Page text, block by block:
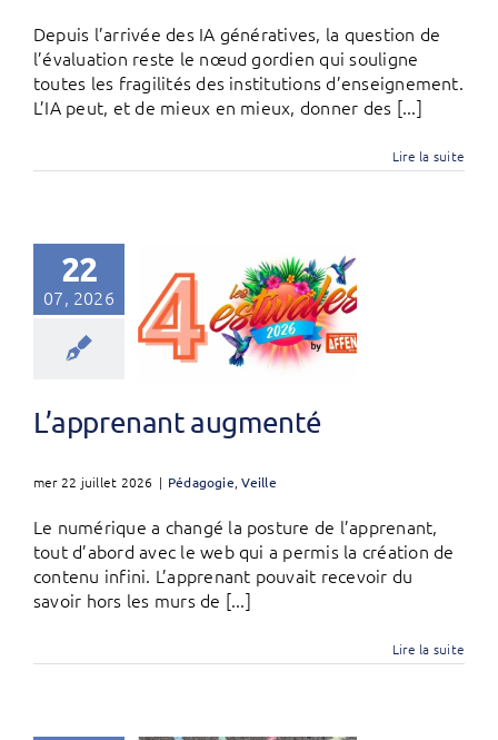
Depuis l’arrivée des IA génératives, la question de
l’évaluation reste le nœud gordien qui souligne
toutes les fragilités des institutions d’enseignement.
L’IA peut, et de mieux en mieux, donner des [...]
Lire la suite
22
07, 2026
L’apprenant augmenté
mer 22 juillet 2026 | Pédagogie,Veille
Le numérique a changé la posture de l’apprenant,
tout d’abord avec le web qui a permis la création de
contenu infini. L’apprenant pouvait recevoir du
savoir hors les murs de [...]
Lire la suite